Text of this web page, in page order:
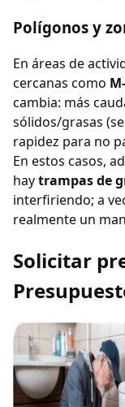
Polígonos y
En áreas de
cercanas como
cambia: más
sólidos/grasas
rapidez para no
En estos casos,
haytrampas de
interfiriendo; a
realmente un
Solicitar